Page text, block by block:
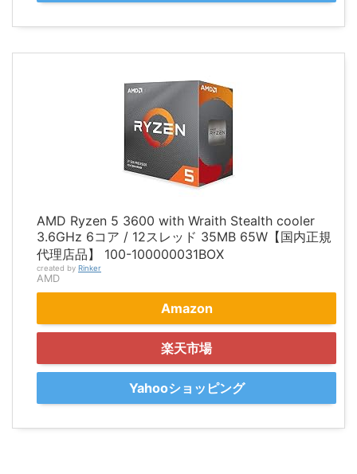
AMD Ryzen 5 3600 with Wraith Stealth cooler
3.6GHz 6コア / 12スレッド 35MB 65W【国内正規
代理店品】 100-100000031BOX
created by Rinker
AMD
Amazon
楽天市場
Yahooショッピング